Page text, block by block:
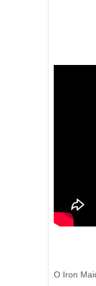
O Iron